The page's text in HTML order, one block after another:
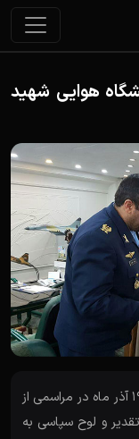
هوایی شهید
به گزارش روابط عمومی خانه مستند، یکشنبه 19 آذر ماه در مراسمی از
و لوح سپاسی به